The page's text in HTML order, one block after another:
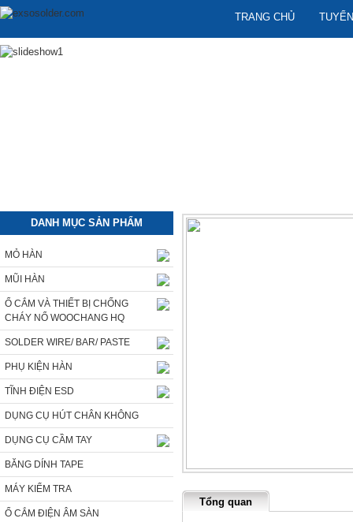
TRANG CHỦ
DANH MỤC SẢN PHẨM
MỎ HÀN
MŨI HÀN
Ổ CẮM VÀ THIẾT BỊ CHỐNG
CHÁY NỔ WOOCHANG HQ
SOLDER WIRE/ BAR/ PASTE
PHỤ KIỆN HÀN
TĨNH ĐIỆN ESD
DỤNG CỤ HÚT CHÂN KHÔNG
DỤNG CỤ CẦM TAY
BĂNG DÍNH TAPE
MÁY KIỂM TRA
Ổ CẮM ĐIỆN ÂM SÀN
Tổng quan